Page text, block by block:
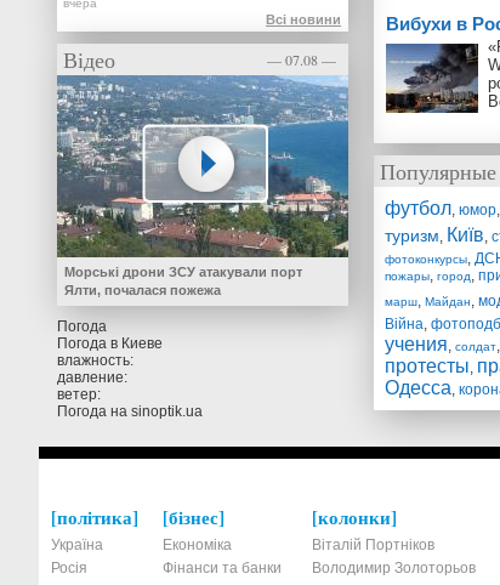
Вибухи в
Популярные
футбол, юмор,
туризм, Київ,
фотоконкурсы,
пожары, город,
марш, Майдан,
Війна,
учения, солдат,
протесты,
Одесса,
Всі новини
Відео — 07.08 —
Морські дрони ЗСУ атакували порт
Ялти, почалася пожежа
Погода
Погода в Киеве
влажность:
давление:
ветер:
Погода на sinoptik.ua
політика
Україна
Росія
бізнес
Економіка
Фінанси та банки
колонки
Віталій Портніков
Володимир Золоторьов